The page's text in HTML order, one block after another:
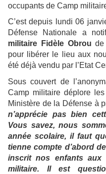
occupants de Camp
C’est depuis lundi 06
Défense Nationale a
militaire Fidèle Obrou
pour libérer le lieu aux
été déjà vendu par l’Etat
Sous couvert de
Camp militaire déplore
Ministère de la Défense à
n’apprécie pas bien
Vous savez, nous
année scolaire, il faut
tienne compte d’abord
inscrit nos enfants aux
militaire. Il est